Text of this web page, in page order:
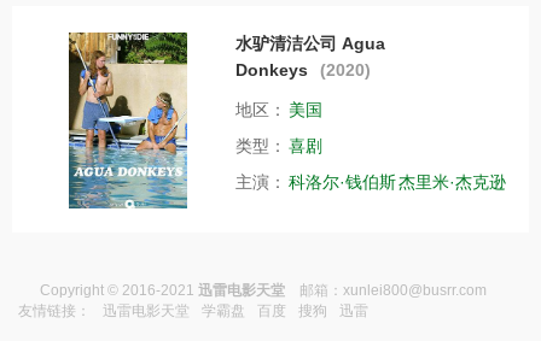
水驴清洁公司 Agua
Donkeys
(2020)
地区： 美国
类型： 喜剧
主演： 科洛尔·钱伯斯杰里米·杰克逊
Copyright © 2016-2021 迅雷电影天堂 邮箱： xunlei800@busrr.com
友情链接：
迅雷电影天堂 学霸盘 百度 搜狗 迅雷